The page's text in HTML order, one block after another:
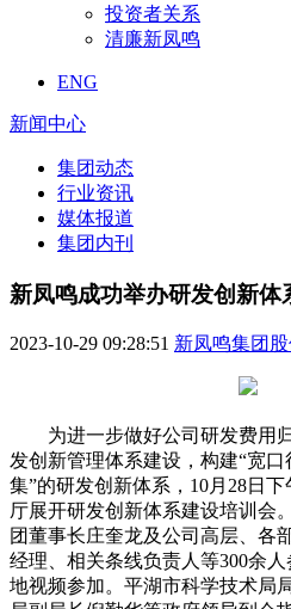
投资者关系
清廉新凤鸣
ENG
新闻中心
集团动态
行业资讯
媒体报道
集团内刊
新凤鸣成功举办研发创新体
2023-10-29 09:28:51 新凤鸣集团
为进一步做好公司研发费用
发创新管理体系建设，构建“宽
集”的研发创新体系，10月28日
厅展开研发创新体系建设培训会
团董事长庄奎龙及公司高层、各
经理、相关条线负责人等300余
地视频参加。平湖市科学技术局